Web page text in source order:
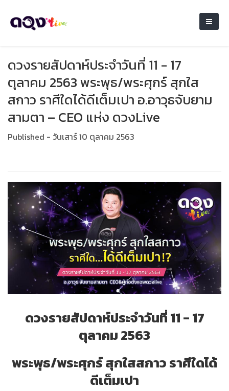
ดวงรายสัปดาห์ประจำวันที่ 11 - 17
ตุลาคม 2563 พระพุธ/พระศุกร์ สุกใส
สกาว ราศีใดได้ดีเต็มเปา อ.อาวุธจับยาม
สามตา – CEO แห่ง ดวงLive
Published - วันเสาร์ 10 ตุลาคม 2563
ดวงรายสัปดาห์ประจำวันที่ 11 - 17
ตุลาคม 2563
พระพุธ/พระศุกร์ สุกใสสกาว ราศีใดได้
ดีเต็มเปา